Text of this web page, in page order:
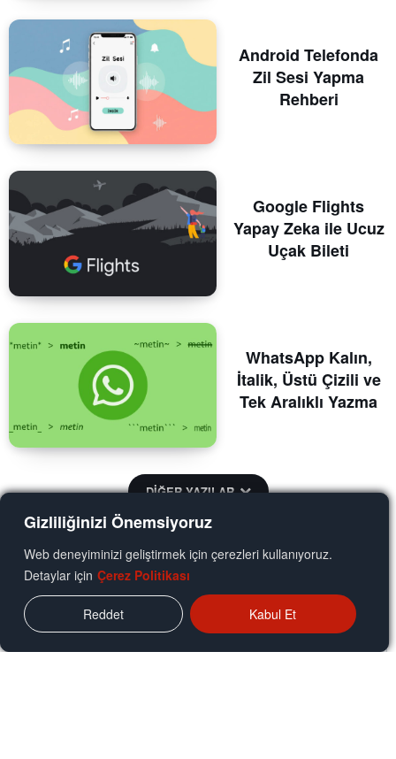
Gizliliğinizi Önemsiyoruz
Web deneyiminizi geliştirmek için çerezleri kullanıyoruz.
Detaylar için Çerez Politikası
Reddet Kabul Et
Android Telefonda
Zil Sesi Yapma
Rehberi
Google Flights
Yapay Zeka ile Ucuz
Uçak Bileti
WhatsApp Kalın,
İtalik, Üstü Çizili ve
Tek Aralıklı Yazma
DİĞER YAZILAR
YORUM ALANI